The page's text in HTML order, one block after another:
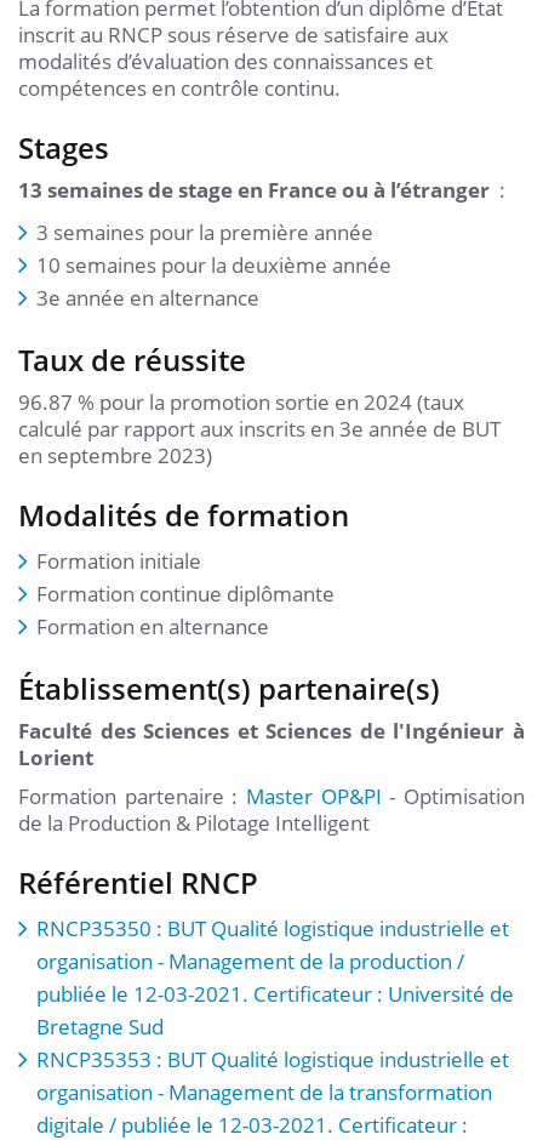
La formation permet l’obtention d’un diplôme d’État
inscrit au RNCP sous réserve de satisfaire aux
modalités d’évaluation des connaissances et
compétences en contrôle continu.
Stages
13 semaines de stage en France ou à l’étranger :
3 semaines pour la première année
10 semaines pour la deuxième année
3e année en alternance
Taux de réussite
96.87 % pour la promotion sortie en 2024 (taux
calculé par rapport aux inscrits en 3e année de BUT
en septembre 2023)
Modalités de formation
Formation initiale
Formation continue diplômante
Formation en alternance
Établissement(s) partenaire(s)
Faculté des Sciences et Sciences de l'Ingénieur à
Lorient
Formation partenaire : Master OP&PI - Optimisation
de la Production & Pilotage Intelligent
Référentiel RNCP
RNCP35350 : BUT Qualité logistique industrielle et
organisation - Management de la production /
publiée le 12-03-2021. Certificateur : Université de
Bretagne Sud
RNCP35353 : BUT Qualité logistique industrielle et
organisation - Management de la transformation
digitale / publiée le 12-03-2021. Certificateur :